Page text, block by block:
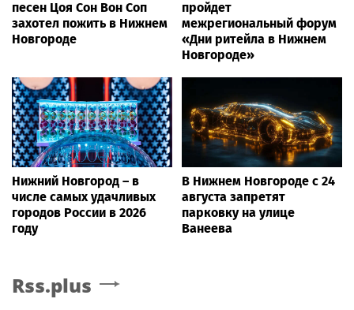
песен Цоя Сон Вон Соп
захотел пожить в Нижнем
Новгороде
пройдет
межрегиональный форум
«Дни ритейла в Нижнем
Новгороде»
Нижний Новгород – в
числе самых удачливых
городов России в 2026
году
В Нижнем Новгороде с 24
августа запретят
парковку на улице
Ванеева
Rss.plus